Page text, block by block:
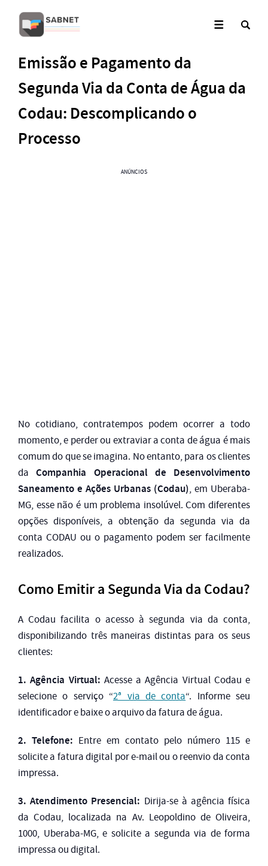
Emissão e Pagamento da
Segunda Via da Conta de Água da
Codau: Descomplicando o
Processo
ANÚNCIOS
No cotidiano, contratempos podem ocorrer a todo
momento, e perder ou extraviar a conta de água é mais
comum do que se imagina. No entanto, para os clientes
daCompanhia Operacional de Desenvolvimento
Saneamento e Ações Urbanas (Codau), em Uberaba-
MG, esse não é um problema insolúvel. Com diferentes
opções disponíveis, a obtenção da segunda via da
conta CODAU ou o pagamento podem ser facilmente
realizados.
Como Emitir a Segunda Via da Codau?
A Codau facilita o acesso à segunda via da conta,
disponibilizando três maneiras distintas para os seus
clientes:
1. Agência Virtual: Acesse a Agência Virtual Codau e
selecione o serviço “2ª via de conta“. Informe seu
identificador e baixe o arquivo da fatura de água.
2. Telefone: Entre em contato pelo número 115 e
solicite a fatura digital por e-mail ou o reenvio da conta
impressa.
3. Atendimento Presencial: Dirija-se à agência física
da Codau, localizada na Av. Leopoldino de Oliveira,
1000, Uberaba-MG, e solicite a segunda via de forma
impressa ou digital.